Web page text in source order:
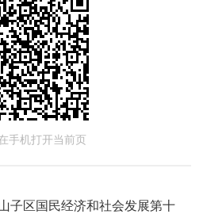
手机打开当前页
子区国民经济和社会发展第十